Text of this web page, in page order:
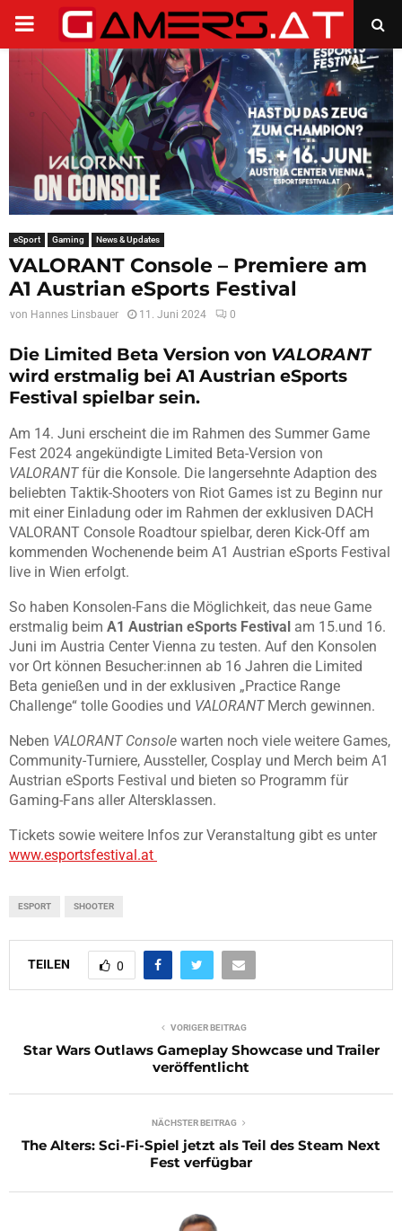
PRIMARY
MENU
eSport Gaming News & Updates
VALORANT Console – Premiere am
A1 Austrian eSports Festival
von Hannes Linsbauer 11. Juni 2024 0
Die Limited Beta Version von VALORANT
wird erstmalig bei A1 Austrian eSports
Festival spielbar sein.
Am 14. Juni erscheint die im Rahmen des Summer Game
Fest 2024 angekündigte Limited Beta-Version von
VALORANTfür die Konsole. Die langersehnte Adaption des
beliebten Taktik-Shooters von Riot Games ist zu Beginn nur
mit einer Einladung oder im Rahmen der exklusiven DACH
VALORANT Console Roadtour spielbar, deren Kick-Off am
kommenden Wochenende beim A1 Austrian eSports Festival
live in Wien erfolgt.
So haben Konsolen-Fans die Möglichkeit, das neue Game
erstmalig beim A1 Austrian eSports Festival am 15.und 16.
Juni im Austria Center Vienna zu testen. Auf den Konsolen
vor Ort können Besucher:innen ab 16 Jahren die Limited
Beta genießen und in der exklusiven „Practice Range
Challenge“ tolle Goodies und VALORANTMerch gewinnen.
Neben VALORANT Console warten noch viele weitere Games,
Community-Turniere, Aussteller, Cosplay und Merch beim A1
Austrian eSports Festival und bieten so Programm für
Gaming-Fans aller Altersklassen.
Tickets sowie weitere Infos zur Veranstaltung gibt es unter
www.esportsfestival.at
ESPORT SHOOTER
TEILEN 0
VORIGER BEITRAG
Star Wars Outlaws Gameplay Showcase und Trailer
veröffentlicht
NÄCHSTER BEITRAG
The Alters: Sci-Fi-Spiel jetzt als Teil des Steam Next
Fest verfügbar